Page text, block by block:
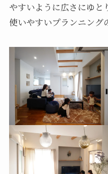
やすいように広さにゆと
使いやすいプランニング